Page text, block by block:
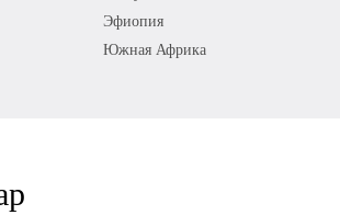
Эфиопия
Южная Африка